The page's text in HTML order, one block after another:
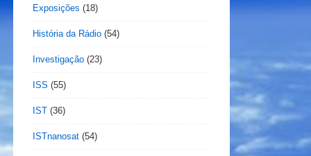
Exposições (18)
História da Rádio (54)
Investigação (23)
ISS (55)
IST (36)
ISTnanosat (54)